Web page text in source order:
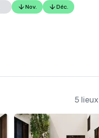
Nov. Déc.
5 lieux